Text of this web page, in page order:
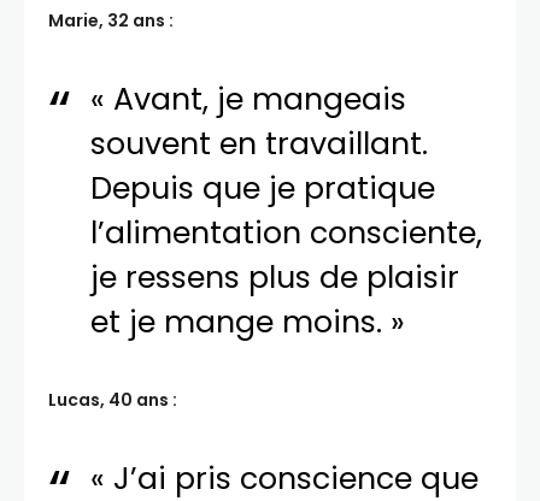
Marie, 32 ans :
« Avant, je mangeais
souvent en travaillant.
Depuis que je pratique
l’alimentation consciente,
je ressens plus de plaisir
et je mange moins. »
Lucas, 40 ans :
« J’ai pris conscience que